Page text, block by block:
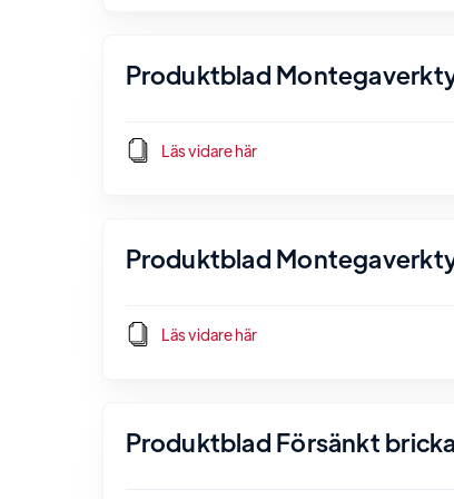
Produktblad
Läs vidare här
Produktblad
Läs vidare här
Produktblad Försänkt